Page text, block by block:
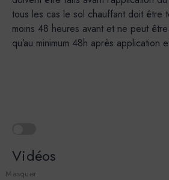
tous les cas le sol chauffant doit être
moins 48 heures avant et ne peut
qu’au minimum 48h après application
Vidéos
Masquer